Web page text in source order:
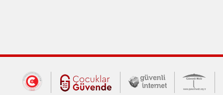
Dış Bağlantılar
Cumhurbaşkanlığı İletişim Merkezi
Çocuklar Güvende (yeni
Güvenli